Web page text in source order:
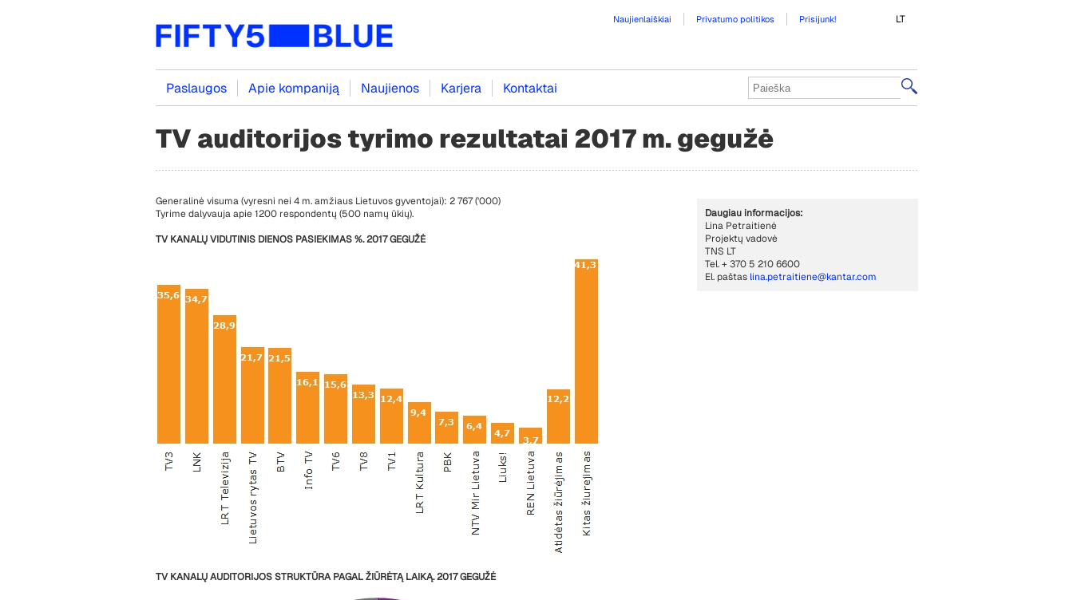
Naujienlaiškiai Privatumo politikos Prisijunk! LT
Paslaugos Apie kompaniją Naujienos Karjera Kontaktai
TV auditorijos tyrimo rezultatai 2017 m. gegužė
Daugiau informacijos:
Lina Petraitienė
Projektų vadovė
TNS LT
Tel. + 370 5 210 6600
El. paštas lina.petraitiene@kantar.com
Generalinė visuma (vyresni nei 4 m. amžiaus Lietuvos gyventojai): 2 767 ('000)
Tyrime dalyvauja apie 1200 respondentų (500 namų ūkių).
TV KANALŲ VIDUTINIS DIENOS PASIEKIMAS %. 2017 GEGUŽĖ
TV KANALŲ AUDITORIJOS STRUKTŪRA PAGAL ŽIŪRĖTĄ LAIKĄ. 2017 GEGUŽĖ